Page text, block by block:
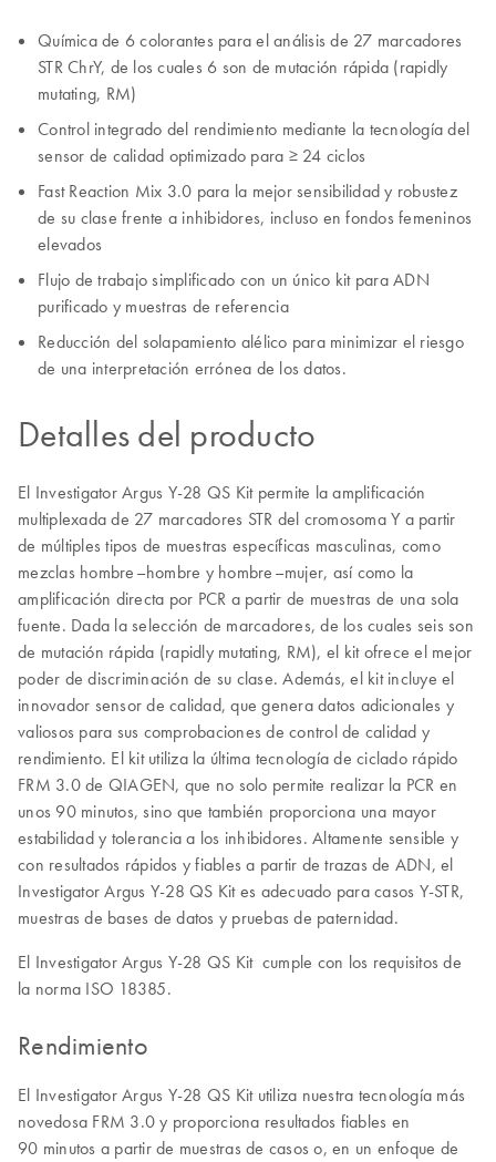
Química de 6 colorantes para el análisis de 27 marcadores
STR ChrY, de los cuales 6 son de mutación rápida (rapidly
mutating, RM)
Control integrado del rendimiento mediante la tecnología del
sensor de calidad optimizado para ≥ 24 ciclos
Fast Reaction Mix 3.0 para la mejor sensibilidad y robustez
de su clase frente a inhibidores, incluso en fondos femeninos
elevados
Flujo de trabajo simplificado con un único kit para ADN
purificado y muestras de referencia
Reducción del solapamiento alélico para minimizar el riesgo
de una interpretación errónea de los datos.
Detalles del producto
El Investigator Argus Y-28 QS Kit permite la amplificación
multiplexada de 27 marcadores STR del cromosoma Y a partir
de múltiples tipos de muestras específicas masculinas, como
mezclas hombre–hombre y hombre–mujer, así como la
amplificación directa por PCR a partir de muestras de una sola
fuente. Dada la selección de marcadores, de los cuales seis son
de mutación rápida (rapidly mutating, RM), el kit ofrece el mejor
poder de discriminación de su clase. Además, el kit incluye el
innovador sensor de calidad, que genera datos adicionales y
valiosos para sus comprobaciones de control de calidad y
rendimiento. El kit utiliza la última tecnología de ciclado rápido
FRM 3.0 de QIAGEN, que no solo permite realizar la PCR en
unos 90 minutos, sino que también proporciona una mayor
estabilidad y tolerancia a los inhibidores. Altamente sensible y
con resultados rápidos y fiables a partir de trazas de ADN, el
Investigator Argus Y-28 QS Kit es adecuado para casos Y-STR,
muestras de bases de datos y pruebas de paternidad.
El Investigator Argus Y-28 QS Kit cumple con los requisitos de
la norma ISO 18385.
Rendimiento
El Investigator Argus Y-28 QS Kit utiliza nuestra tecnología más
novedosa FRM 3.0 y proporciona resultados fiables en
90 minutos a partir de muestras de casos o, en un enfoque de